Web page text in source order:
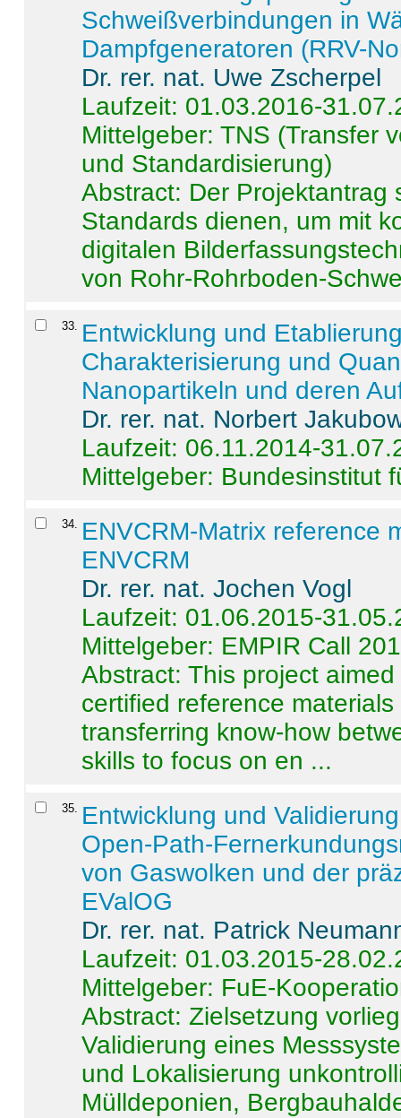
Schweißverbindungen in
Dampfgeneratoren (RRV-
Dr. rer. nat. Uwe Zscherpel
Laufzeit: 01.03.2016-
Mittelgeber: TNS (Transfer
und Standardisierung)
Abstract: Der Projektantrag
Standards dienen, um mit
digitalen
von Rohr-Rohrboden-
33. Entwicklung und
Charakterisierung und
Nanopartikeln und deren
Dr. rer. nat. Norbert
Laufzeit: 06.11.2014-
Mittelgeber: Bundesinstitut
34. ENVCRM-Matrix reference
ENVCRM
Dr. rer. nat. Jochen Vogl
Laufzeit: 01.06.2015-
Mittelgeber: EMPIR Call
Abstract:This project
certified reference
transferring know-how
skills to focus on en ...
35. Entwicklung und
Open-Path-
von Gaswolken und der
EValOG
Dr. rer. nat. Patrick
Laufzeit: 01.03.2015-
Mittelgeber: FuE-
Abstract:Zielsetzung
Validierung eines
und Lokalisierung
Mülldeponien,